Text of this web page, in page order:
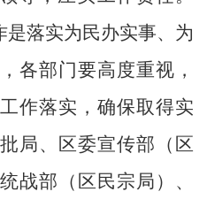
是落实为民办实事、为
各部门要高度重视，
作落实，确保取得实
局、 区委宣传部（区
战部（区民宗局） 、